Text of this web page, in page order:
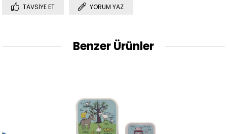
TAVSIYE ET YORUM YAZ
Benzer Ürünler